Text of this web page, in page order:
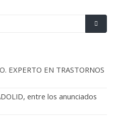
EXPERTO EN TRASTORNOS
entre los anunciados